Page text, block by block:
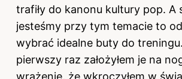
trafiły do kanonu kultury pop. A
jesteśmy przy tym temacie to
wybrać idealne buty do treningu
pierwszy raz założyłem je na